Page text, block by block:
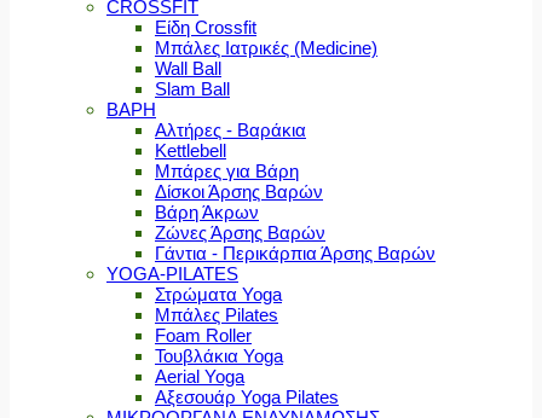
CROSSFIT
Είδη Crossfit
Μπάλες Ιατρικές (Medicine)
Wall Ball
Slam Ball
ΒΑΡΗ
Αλτήρες - Βαράκια
Kettlebell
Μπάρες για Βάρη
Δίσκοι Άρσης Βαρών
Βάρη Άκρων
Ζώνες Άρσης Βαρών
Γάντια - Περικάρπια Άρσης Βαρών
YOGA-PILATES
Στρώματα Yoga
Μπάλες Pilates
Foam Roller
Τουβλάκια Yoga
Aerial Yoga
Αξεσουάρ Yoga Pilates